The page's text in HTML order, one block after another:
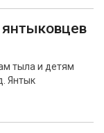
тыла и детям
Янтык